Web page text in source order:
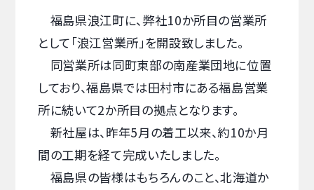
福島県浪江町に、弊社10か所目の営業所
として「浪江営業所」を開設致しました。
同営業所は同町東部の南産業団地に位置
しており、福島県では田村市にある福島営業
所に続いて2か所目の拠点となります。
新社屋は、昨年5月の着工以来、約10か月
間の工期を経て完成いたしました。
福島県の皆様はもちろんのこと、北海道か